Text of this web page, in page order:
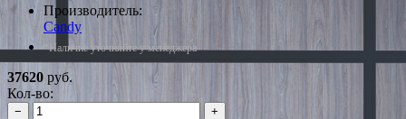
Производитель:
Candy
*Наличие уточняйте у менеджера
37620 руб.
Кол-во:
−
+